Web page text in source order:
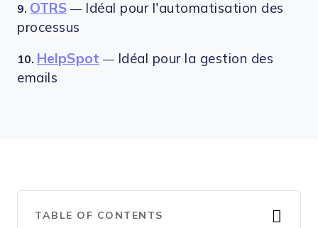
9. OTRS —
Idéal pour l'automatisation des
processus
10. HelpSpot — Idéal pour la gestion des
emails
TABLE OF CONTENTS